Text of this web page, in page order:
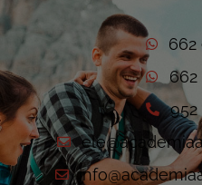
662
662
952